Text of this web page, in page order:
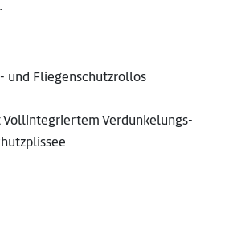
und Fliegenschutzrollos
Verdunkelungs-